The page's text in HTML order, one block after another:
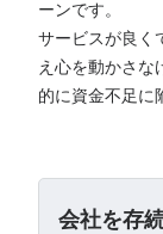
ーンです。
サービスが良く
え心を動かさな
的に資金不足に
会社を存